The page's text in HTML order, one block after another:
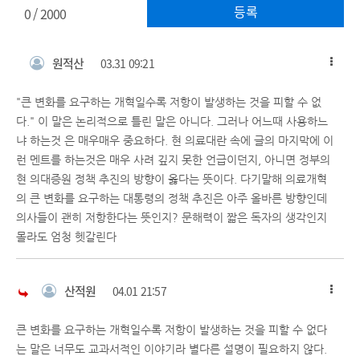
등록
0/ 2000
원적산 03.31 09:21
"큰 변화를 요구하는 개혁일수록 저항이 발생하는 것을 피할 수 없
다." 이 말은 논리적으로 틀린 말은 아니다. 그러나 어느때 사용하느
냐 하는것 은 매우매우 중요하다. 현 의료대란 속에 글의 마지막에 이
런 멘트를 하는것은 매우 사려 깊지 못한 언급이던지, 아니면 정부의
현 의대증원 정책 추진의 방향이 옳다는 뜻이다. 다기말해 의료개혁
의 큰 변화를 요구하는 대통령의 정책 추진은 아주 올바른 방향인데
의사들이 괜히 저항한다는 뜻인지? 문해력이 짧은 독자의 생각인지
몰라도 엄청 헷갈린다
산적원 04.01 21:57
큰 변화를 요구하는 개혁일수록 저항이 발생하는 것을 피할 수 없다
는 말은 너무도 교과서적인 이야기라 별다른 설명이 필요하지 않다.